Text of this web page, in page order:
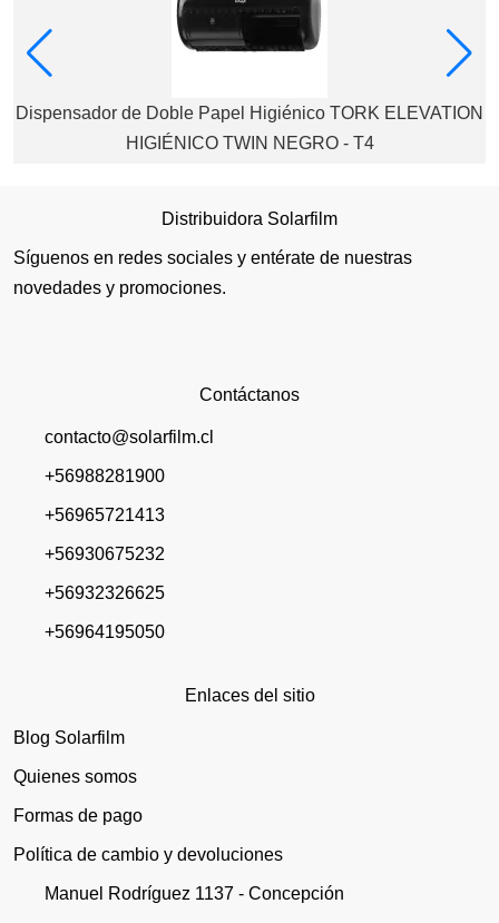
Dispensador de Doble Papel Higiénico TORK ELEVATION
HIGIÉNICO TWIN NEGRO - T4
Distribuidora Solarfilm
Síguenos en redes sociales y entérate de nuestras
novedades y promociones.
Contáctanos
contacto@solarfilm.cl
+56988281900
+56965721413
+56930675232
+56932326625
+56964195050
Enlaces del sitio
Blog Solarfilm
Quienes somos
Formas de pago
Política de cambio y devoluciones
Manuel Rodríguez 1137 - Concepción